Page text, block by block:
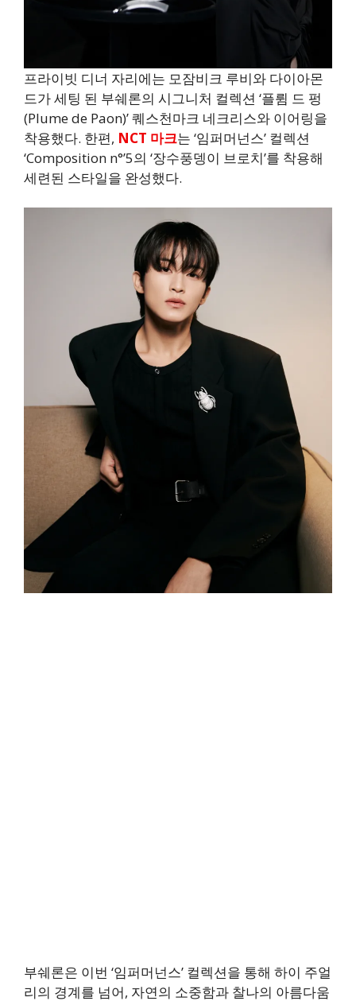
프라이빗 디너 자리에는 모잠비크 루비와 다이아몬
드가 세팅 된 부쉐론의 시그니처 컬렉션 ‘플륌 드 펑
(Plume de Paon)’ 퀘스천마크 네크리스와 이어링을
착용했다. 한편, NCT 마크는 ‘임퍼머넌스’ 컬렉션
‘Composition n°’5의 ‘장수풍뎅이 브로치’를 착용해
세련된 스타일을 완성했다.
부쉐론은 이번 ‘임퍼머넌스’ 컬렉션을 통해 하이 주얼
리의 경계를 넘어, 자연의 소중함과 찰나의 아름다움